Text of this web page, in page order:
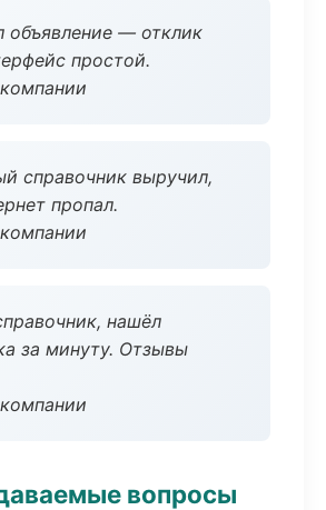
объявление — отклик
простой.
справочник выручил,
пропал.
нашёл
за минуту. Отзывы
вопросы